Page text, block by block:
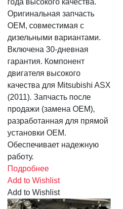
Оригинальная запчасть
OEM, совместимая с
дизельными вариантами.
Включена 30-дневная
гарантия. Компонент
двигателя высокого
качества для Mitsubishi ASX
(2011). Запчасть после
продажи (замена OEM),
разработанная для прямой
установки OEM.
Обеспечивает надежную
работу.
Подробнее
Add to Wishlist
Add to Wishlist